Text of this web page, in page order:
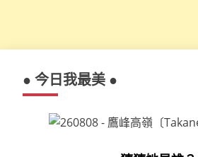
● 今日我最美 ●